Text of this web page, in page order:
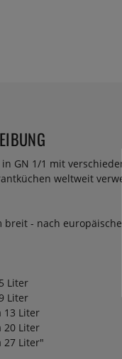
GN 1/1 mit
weltweit
- nach
Liter
Liter
13 Liter
20 Liter
27 Liter"